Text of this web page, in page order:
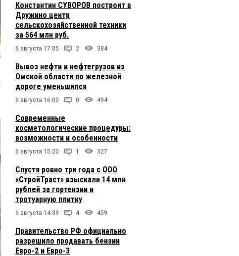
Константин СУВОРОВ построит в
Дружино центр
сельскохозяйственной техники
за 564 млн руб.
6 августа 17:05 2 384
Вывоз нефти и нефтегрузов из
Омской области по железной
дороге уменьшился
6 августа 16:00 0 494
Современные
косметологические процедуры:
возможности и особенности
6 августа 15:20 1 327
Спустя ровно три года с ООО
«СтройТраст» взыскали 14 млн
рублей за гортензии и
тротуарную плитку
6 августа 14:39 4 459
Правительство РФ официально
разрешило продавать бензин
Евро-2 и Евро-3